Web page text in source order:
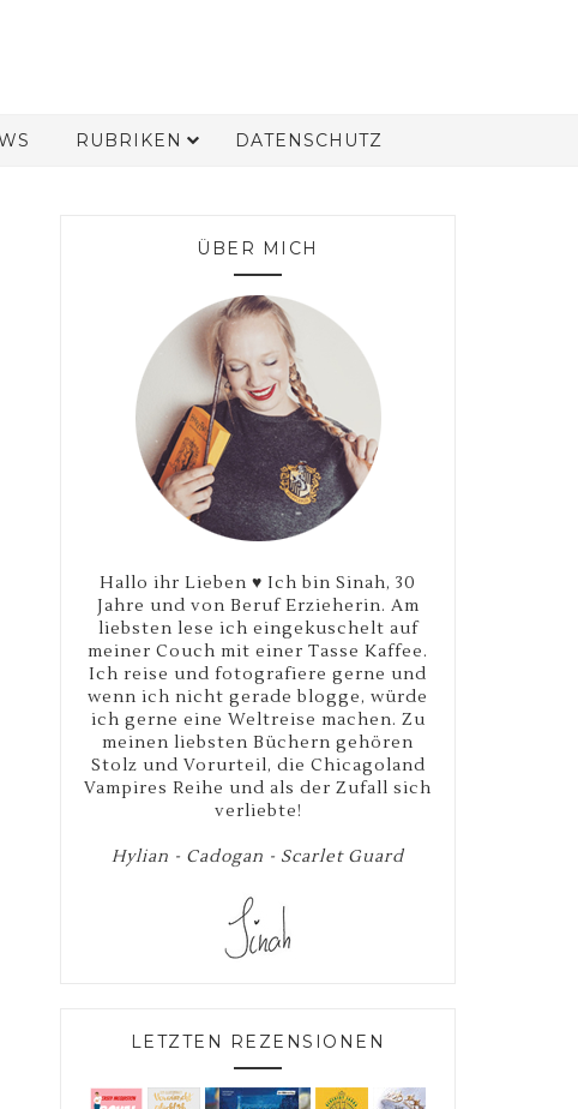
RUBRIKEN DATENSCHUTZ
ÜBER MICH
Hallo ihr Lieben ♥ Ich bin Sinah, 30
Jahre und von Beruf Erzieherin. Am
liebsten lese ich eingekuschelt auf
meiner Couch mit einer Tasse Kaffee.
Ich reise und fotografiere gerne und
wenn ich nicht gerade blogge, würde
ich gerne eine Weltreise machen. Zu
meinen liebsten Büchern gehören
Stolz und Vorurteil, die Chicagoland
Vampires Reihe und als der Zufall sich
verliebte!
Hylian - Cadogan - Scarlet Guard
LETZTEN REZENSIONEN